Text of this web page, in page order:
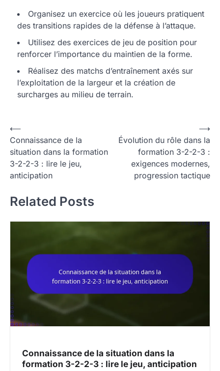
Organisez un exercice où les joueurs pratiquent
des transitions rapides de la défense à l’attaque.
Utilisez des exercices de jeu de position pour
renforcer l’importance du maintien de la forme.
Réalisez des matchs d’entraînement axés sur
l’exploitation de la largeur et la création de
surcharges au milieu de terrain.
P
o
s
t
a
v
i
o
n
⟵
Connaissance de la
situation dans la formation
3-2-2-3 : lire le jeu,
anticipation
Évolution du rôle dans la
formation 3-2-2-3 :
exigences modernes,
progression tactique
⟶
Related Posts
Connaissance de la situation dans la
formation 3-2-2-3 : lire le jeu, anticipation